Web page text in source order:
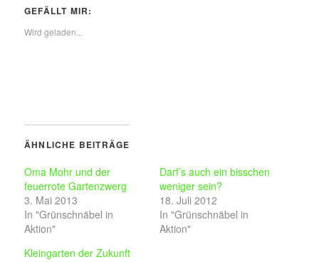
GEFÄLLT MIR:
Wird geladen...
ÄHNLICHE BEITRÄGE
Oma Mohr und der
feuerrote Gartenzwerg
3. Mai 2013
In "Grünschnäbel in
Aktion"
Darf’s auch ein bisschen
weniger sein?
18. Juli 2012
In "Grünschnäbel in
Aktion"
Kleingarten der Zukunft